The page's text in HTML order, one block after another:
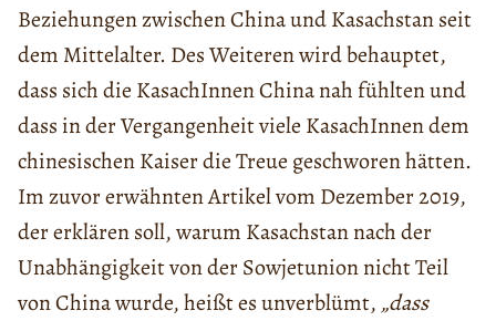
Beziehungen zwischen China und Kasachstan seit
dem Mittelalter. Des Weiteren wird behauptet,
dass sich die KasachInnen China nah fühlten und
dass in der Vergangenheit viele KasachInnen dem
chinesischen Kaiser die Treue geschworen hätten.
Im zuvor erwähnten Artikel vom Dezember 2019,
der erklären soll, warum Kasachstan nach der
Unabhängigkeit von der Sowjetunion nicht Teil
von China wurde, heißt es unverblümt, „dass